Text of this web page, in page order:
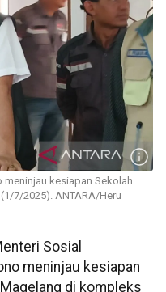
kesiapan Sekolah
7/2025). ANTARA/Heru
Sosial
meninjau kesiapan
di kompleks